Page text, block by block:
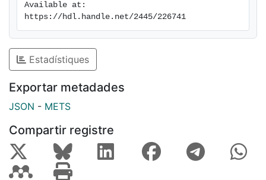
Available at:
https://hdl.handle.net/2445/226741
Estadístiques
Exportar metadades
JSON - METS
Compartir registre